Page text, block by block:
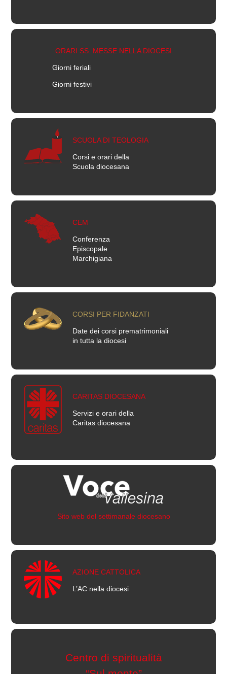
ORARI SS. MESSE NELLA DIOCESI
Giorni feriali
Giorni festivi
SCUOLA DI TEOLOGIA
Corsi e orari della
Scuola diocesana
CEM
Conferenza
Episcopale
Marchigiana
CORSI PER FIDANZATI
Date dei corsi prematrimoniali
in tutta la diocesi
CARITAS DIOCESANA
Servizi e orari della
Caritas diocesana
Sito web del settimanale diocesano
AZIONE CATTOLICA
L’AC nella diocesi
Centro di spiritualità